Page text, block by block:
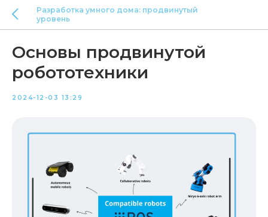
Разработка умного дома: продвинутый
уровень
Основы продвинутой
робототехники
2024-12-03 13:29